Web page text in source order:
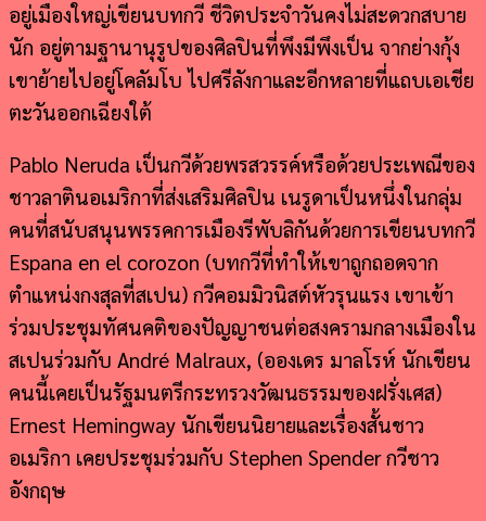
อยู่เมืองใหญ่เขียนบทกวี ชีวิตประจำวันคงไม่สะดวกสบาย
นัก อยู่ตามฐานานุรูปของศิลปินที่พึงมีพึงเป็น จากย่างกุ้ง
เขาย้ายไปอยู่โคลัมโบ ไปศรีลังกาและอีกหลายที่แถบเอเชีย
ตะวันออกเฉียงใต้
Pablo Neruda เป็นกวีด้วยพรสวรรค์หรือด้วยประเพณีของ
ชาวลาตินอเมริกาที่ส่งเสริมศิลปิน เนรูดาเป็นหนึ่งในกลุ่ม
คนที่สนับสนุนพรรคการเมืองรีพับลิกันด้วยการเขียนบทกวี
Espana en el corozon (บทกวีที่ทำให้เขาถูกถอดจาก
ตำแหน่งกงสุลที่สเปน) กวีคอมมิวนิสต์หัวรุนแรง เขาเข้า
ร่วมประชุมทัศนคติของปัญญาชนต่อสงครามกลางเมืองใน
สเปนร่วมกับ André Malraux, (อองเดร มาลโรห์ นักเขียน
คนนี้เคยเป็นรัฐมนตรีกระทรวงวัฒนธรรมของฝรั่งเศส)
Ernest Hemingway นักเขียนนิยายและเรื่องสั้นชาว
อเมริกา เคยประชุมร่วมกับ Stephen Spender กวีชาว
อังกฤษ